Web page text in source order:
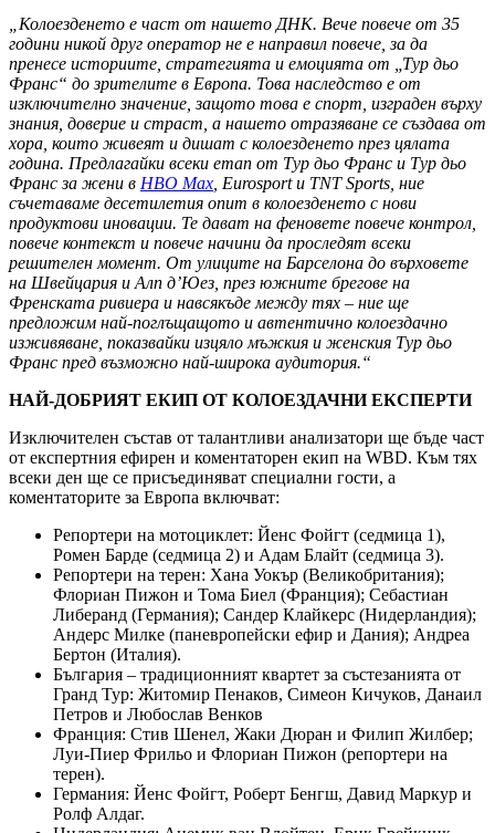
„Колоезденето е част от нашето ДНК. Вече повече от 35
години никой друг оператор не е направил повече, за да
пренесе историите, стратегията и емоцията от „Тур дьо
Франс“ до зрителите в Европа. Това наследство е от
изключително значение, защото това е спорт, изграден върху
знания, доверие и страст, а нашето отразяване се създава от
хора, които живеят и дишат с колоезденето през цялата
година. Предлагайки всеки етап от Тур дьо Франс и Тур дьо
Франс за жени в HBO Max, Eurosport и TNT Sports, ние
съчетаваме десетилетия опит в колоезденето с нови
продуктови иновации. Те дават на феновете повече контрол,
повече контекст и повече начини да проследят всеки
решителен момент. От улиците на Барселона до върховете
на Швейцария и Алп д’Юез, през южните брегове на
Френската ривиера и навсякъде между тях – ние ще
предложим най-поглъщащото и автентично колоездачно
изживяване, показвайки изцяло мъжкия и женския Тур дьо
Франс пред възможно най-широка аудитория.“
НАЙ-ДОБРИЯТ ЕКИП ОТ КОЛОЕЗДАЧНИ ЕКСПЕРТИ
Изключителен състав от талантливи анализатори ще бъде част
от експертния ефирен и коментаторен екип на WBD. Към тях
всеки ден ще се присъединяват специални гости, а
коментаторите за Европа включват:
Репортери на мотоциклет: Йенс Фойгт (седмица 1),
Ромен Барде (седмица 2) и Адам Блайт (седмица 3).
Репортери на терен: Хана Уокър (Великобритания);
Флориан Пижон и Тома Биел (Франция); Себастиан
Либеранд (Германия); Сандер Клайкерс (Нидерландия);
Андерс Милке (паневропейски ефир и Дания); Андреа
Бертон (Италия).
България – традиционният квартет за състезанията от
Гранд Тур: Житомир Пенаков, Симеон Кичуков, Данаил
Петров и Любослав Венков
Франция: Стив Шенел, Жаки Дюран и Филип Жилбер;
Луи-Пиер Фрильо и Флориан Пижон (репортери на
терен).
Германия: Йенс Фойгт, Роберт Бенгш, Давид Маркур и
Ролф Алдаг.